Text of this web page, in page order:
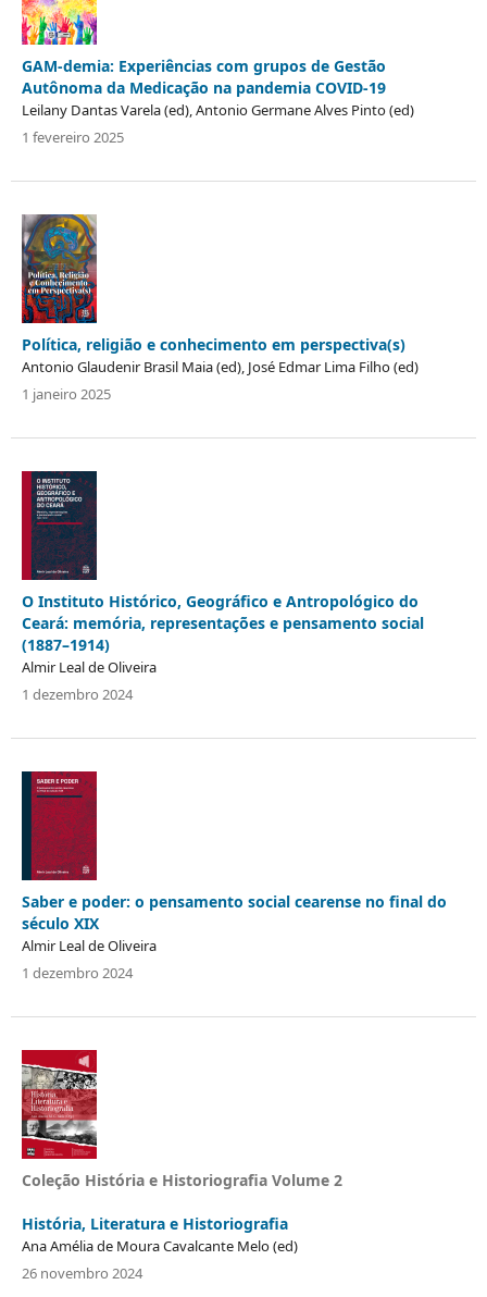
GAM-demia: Experiências com grupos de Gestão
Autônoma da Medicação na pandemia COVID-19
Leilany Dantas Varela (ed), Antonio Germane Alves Pinto (ed)
1 fevereiro 2025
Política, religião e conhecimento em perspectiva(s)
Antonio Glaudenir Brasil Maia (ed), José Edmar Lima Filho (ed)
1 janeiro 2025
O Instituto Histórico, Geográfico e Antropológico do
Ceará: memória, representações e pensamento social
(1887–1914)
Almir Leal de Oliveira
1 dezembro 2024
Saber e poder: o pensamento social cearense no final do
século XIX
Almir Leal de Oliveira
1 dezembro 2024
Coleção História e Historiografia Volume 2
História, Literatura e Historiografia
Ana Amélia de Moura Cavalcante Melo (ed)
26 novembro 2024